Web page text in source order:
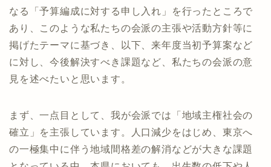
なる「予算編成に対する申し入れ」を行ったところで
あり、このような私たちの会派の主張や活動方針等に
掲げたテーマに基づき、以下、来年度当初予算案など
に対し、今後解決すべき課題など、私たちの会派の意
見を述べたいと思います。
まず、一点目として、我が会派では「地域主権社会の
確立」を主張しています。人口減少をはじめ、東京へ
の一極集中に伴う地域間格差の解消などが大きな課題